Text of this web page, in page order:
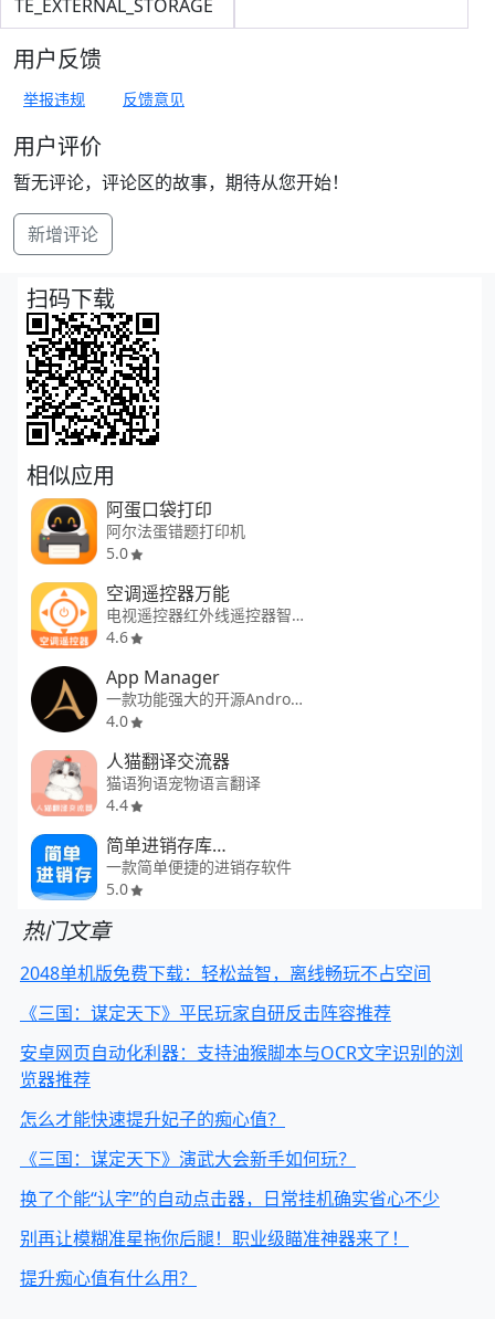
TE_EXTERNAL_STORAGE
用户反馈
举报违规 反馈意见
用户评价
暂无评论，评论区的故事，期待从您开始！
新增评论
扫码下载
相似应用
阿蛋口袋打印
阿尔法蛋错题打印机
5.0
空调遥控器万能
电视遥控器红外线遥控器智能遥控
4.6
App Manager
一款功能强大的开源Android应用管理工具，集应用管理、权限控制、数据备份与系统优化于一体
4.0
人猫翻译交流器
猫语狗语宠物语言翻译
4.4
简单进销存库存管理
一款简单便捷的进销存软件
5.0
热门文章
2048单机版免费下载：轻松益智，离线畅玩不占空间
《三国：谋定天下》平民玩家自研反击阵容推荐
安卓网页自动化利器：支持油猴脚本与OCR文字识别的浏
览器推荐
怎么才能快速提升妃子的痴心值？
《三国：谋定天下》演武大会新手如何玩？
换了个能“认字”的自动点击器，日常挂机确实省心不少
别再让模糊准星拖你后腿！职业级瞄准神器来了！
提升痴心值有什么用？